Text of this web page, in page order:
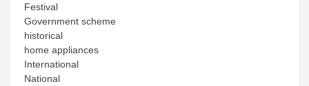
Festival
Government scheme
historical
home appliances
International
National